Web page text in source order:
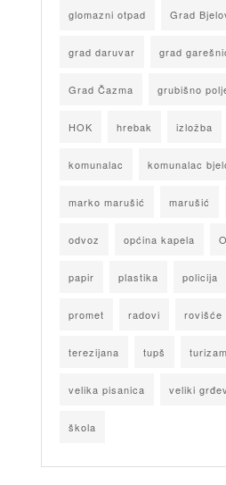
glomazni otpad Grad
grad daruvar grad
Grad Čazma grubišno
HOK hrebak izložba
komunalac komunalac
marko marušić marušić
odvoz općina kapela
papir plastika policija
promet radovi rovišće
terezijana tupš turizam
velika pisanica veliki
škola